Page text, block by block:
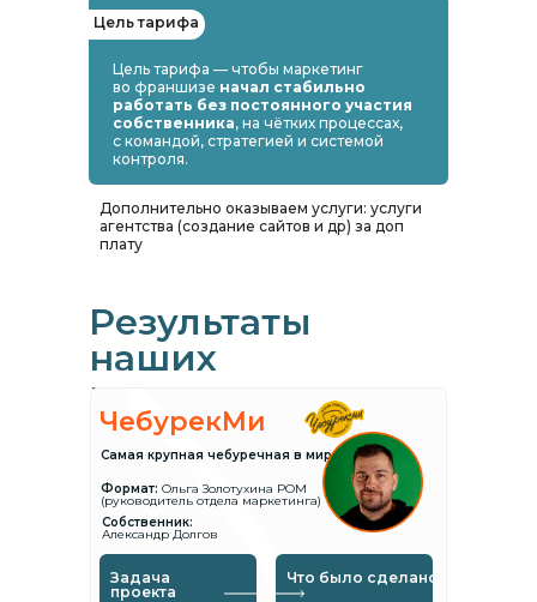
Дополнительно оказываем услуги: услуги
агентства (создание сайтов и др) за доп
плату
Цель тарифа
Цель тарифа — чтобы маркетинг
во франшизе начал стабильно
работать без постоянного участия
собственника, на чётких процессах,
с командой, стратегией и системой
контроля.
Подробнее
Результаты
наших
клиентов
ЧебурекМи
Формат: Ольга Золотухина РOM
(руководитель отдела маркетинга)
Собственник:
Александр Долгов
Самая крупная чебуречная в мире
Задача
проекта
Что было сделано